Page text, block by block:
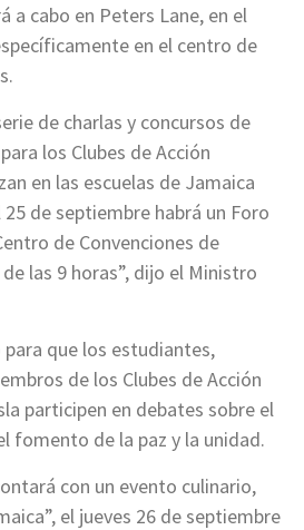
a cabo en Peters Lane, en el
en el centro de
de charlas y concursos de
los Clubes de Acción
en las escuelas de Jamaica
de septiembre habrá un Foro
de Convenciones de
las 9 horas”, dijo el Ministro
que los estudiantes,
de los Clubes de Acción
participen en debates sobre el
fomento de la paz y la unidad.
con un evento culinario,
el jueves 26 de septiembre